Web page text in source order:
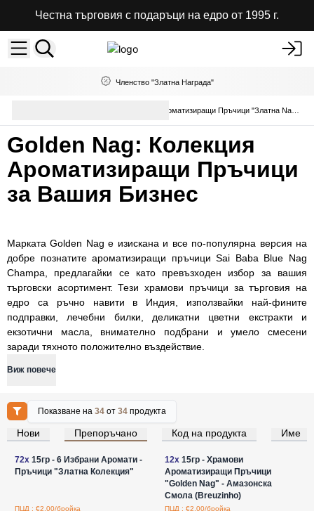
Честна търговия с подаръци на едро от 1995 г.
Членство "Златна Награда"
Golden Nag: Колекция
Ароматизиращи Пръчици
за Вашия Бизнес
Марката Golden Nag е изискана и все по-популярна версия на
добре познатите ароматизиращи пръчици Sai Baba Blue Nag
Champa, предлагайки се като превъзходен избор за вашия
търговски асортимент. Тези храмови пръчици за търговия на
едро са ръчно навити в Индия, използвайки най-фините
подправки, лечебни билки, деликатни цветни екстракти и
екзотични масла, внимателно подбрани и умело смесени
заради тяхното положително въздействие.
Виж повече
Показване на34 от34 продукта
Нови Препоръчано Код на продукта Име
Влезте за цени на едро
72x15гр - 6 Избрани Аромати -
Пръчици "Златна Колекция"
ПЦД : €2.00/бройка
Влезте за цени на едро
12x15гр - Храмови
Ароматизиращи Пръчици
"Golden Nag" - Амазонска
Смола (Breuzinho)
ПЦД : €2.00/бройка